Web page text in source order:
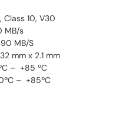
Class 10, V30
MB/s
MB/S
mm x 2.1 mm
– +85 ºC
– +85ºC